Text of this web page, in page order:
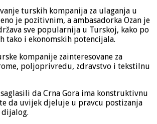
turskih kompanija za ulaganja u
je pozitivnim, a ambasadorka Ozan je
sve popularnija u Turskoj, kako po
i ekonomskih potencijala.
kompanije zainteresovane za
poljoprivredu, zdravstvo i tekstilnu
da Crna Gora ima konstruktivnu
da uvijek djeluje u pravcu postizanja
dijalog.